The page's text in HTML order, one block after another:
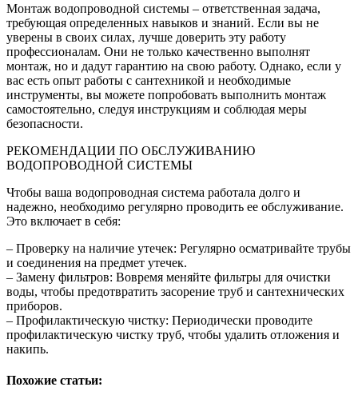
Монтаж водопроводной системы – ответственная задача,
требующая определенных навыков и знаний. Если вы не
уверены в своих силах, лучше доверить эту работу
профессионалам. Они не только качественно выполнят
монтаж, но и дадут гарантию на свою работу. Однако, если у
вас есть опыт работы с сантехникой и необходимые
инструменты, вы можете попробовать выполнить монтаж
самостоятельно, следуя инструкциям и соблюдая меры
безопасности.
РЕКОМЕНДАЦИИ ПО ОБСЛУЖИВАНИЮ
ВОДОПРОВОДНОЙ СИСТЕМЫ
Чтобы ваша водопроводная система работала долго и
надежно, необходимо регулярно проводить ее обслуживание.
Это включает в себя:
– Проверку на наличие утечек: Регулярно осматривайте трубы
и соединения на предмет утечек.
– Замену фильтров: Вовремя меняйте фильтры для очистки
воды, чтобы предотвратить засорение труб и сантехнических
приборов.
– Профилактическую чистку: Периодически проводите
профилактическую чистку труб, чтобы удалить отложения и
накипь.
Похожие статьи: